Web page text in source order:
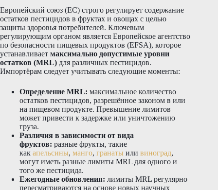
Европейский союз (ЕС) строго регулирует содержание
остатков пестицидов в фруктах и овощах с целью
защиты здоровья потребителей. Ключевым
регулирующим органом является Европейское агентство
по безопасности пищевых продуктов (EFSA), которое
устанавливает максимально допустимые уровни
остатков (MRL) для различных пестицидов.
Импортёрам следует учитывать следующие моменты:
Определение MRL: максимальное количество
остатков пестицидов, разрешённое законом в или
на пищевом продукте. Превышение лимитов
может привести к задержке или уничтожению
груза.
Различия в зависимости от вида
фруктов: разные фрукты, такие
как апельсины, манго, гранаты или виноград,
могут иметь разные лимиты MRL для одного и
того же пестицида.
Ежегодные обновления: лимиты MRL регулярно
пересматриваются на основе новых научных